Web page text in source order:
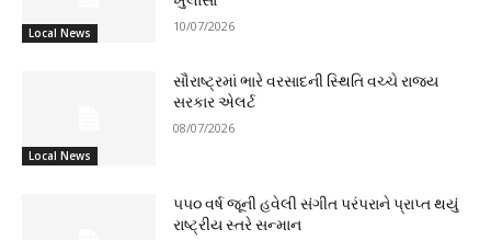
Local News 10/07/2026
Local News
સૌરાષ્ટ્રમાં ભારે વરસાદની સ્થિતિ વચ્ચે રાજ્ય
સરકાર એલર્ટ
08/07/2026
૫૫૦ વર્ષ જૂની હવેલી સંગીત પરંપરાને પ્રાપ્ત થયું
રાષ્ટ્રીય સ્તરે સન્માન